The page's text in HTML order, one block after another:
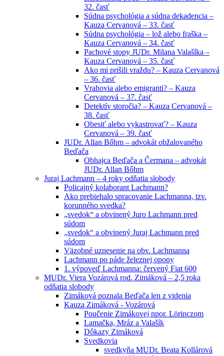
32. časť
Súdna psychológia a súdna dekadencia –
Kauza Cervanová – 33. časť
Súdna psychológia – lož alebo fraška –
Kauza Cervanová – 34. časť
Pachové stopy JUDr. Milana Valašíka –
Kauza Cervanová – 35. časť
Ako mi prišili vraždu? – Kauza Cervanová
– 36. časť
Vrahovia alebo emigranti? – Kauza
Cervanová – 37. časť
Detektív storočia? – Kauza Cervanová –
38. časť
Obesiť alebo vykastrovať? – Kauza
Cervanová – 39. časť
JUDr. Allan Bőhm – advokát obžalovaného
Beďača
Obhajca Beďača a Čermana – advokát
JUDr. Allan Bőhm
Juraj Lachmann – 4 roky odňatia slobody
Policajný kolaborant Lachmann?
Ako prebiehalo spracovanie Lachmanna, tzv.
korunného svedka?
„svedok“ a obvinený Juro Lachmann pred
súdom
„svedok“ a obvinený Juraj Lachmann pred
súdom
Väzobné uznesenie na obv. Lachmanna
Lachmann po páde železnej opony
1. výpoveď Lachmanna: červený Fiat 600
MUDr. Viera Vozárová rod. Zimáková – 2,5 roka
odňatia slobody
Zimáková poznala Beďača len z videnia
Kauza Zimáková - Vozárová
Poučenie Zimákovej npor. Lörinczom
Lamačka, Mráz a Valašík
Dôkazy Zimáková
Svedkovia
svedkyňa MUDr. Beata Kollárová